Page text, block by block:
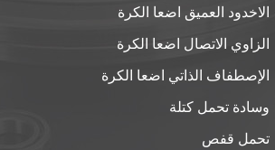
الاخدود العميق اضعا الكرة
الزاوي الاتصال اضعا الكرة
الإصطفاف الذاتي اضعا الكرة
وسادة تحمل كتلة
تحمل قفص